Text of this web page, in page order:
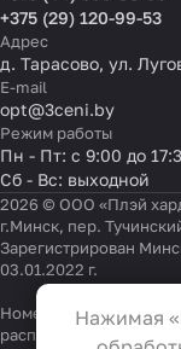
+375 (29) 120-99-53
Адрес
д. Тарасово, ул.
E-mail
opt@3ceni.by
Режим работы
Пн - Пт: с 9:00 до
Сб - Вс: выходной
2026 © ООО «Плэй
г.Минск, пер.
Зарегистрирован
03.01.2022 г.
Номер телефона
распорядительных
Настройки
Эти файлы
Нажимая